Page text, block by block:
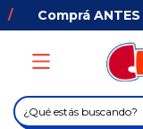
Comprá ANTES de